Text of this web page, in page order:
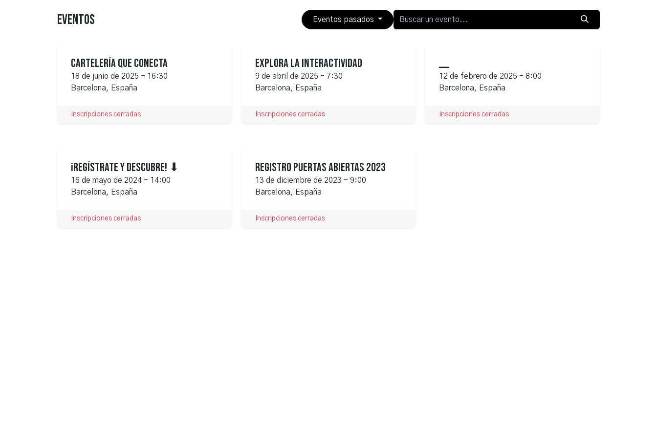
Eventos Eventos pasados
Cartelería que Conecta
18 de junio de 2025 - 16:30
Barcelona, España
Inscripciones cerradas
Explora la Interactividad
9 de abril de 2025 - 7:30
Barcelona, España
Inscripciones cerradas
___
12 de febrero de 2025 -8:00
Barcelona, España
Inscripciones cerradas
¡Regístrate y Descubre! ⬇
16 de mayo de 2024 - 14:00
Barcelona, España
Inscripciones cerradas
Registro Puertas Abiertas 2023
13 de diciembre de 2023 - 9:00
Barcelona, España
Inscripciones cerradas